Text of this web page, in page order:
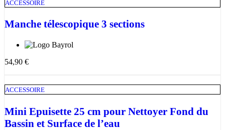
ACCESSOIRE
Manche télescopique 3 sections
54,90 €
ACCESSOIRE
Mini Epuisette 25 cm pour Nettoyer Fond du
Bassin et Surface de l’eau